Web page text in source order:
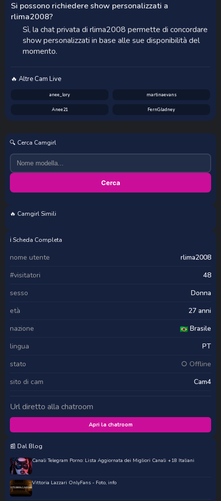
Si possono richiedere show personalizzati a
rlima2008?
Sì, la chat privata di rlima2008 permette di concordare
show personalizzati in base alle sue disponibilità del
momento.
🔥 Altre Cam Live
anee_lory martinaevans
Anee21 FernGladney
🔍 Cerca Camgirl
Cerca
🔥 Camgirl Simili
ℹ️ Scheda Completa
nome utente
rlima2008
#visitatori
48
sesso
Donna
età
27 anni
nazione
Brasile
lingua
PT
stato
○ Offline
sito di cam
Cam4
Url diretto alla chatroom
Apri la chatroom
📰 Dal Blog
Canali Telegram Porno: Lista Aggiornata dei Migliori Canali +18 Italiani
Vittoria Lazzari OnlyFans - Foto, info